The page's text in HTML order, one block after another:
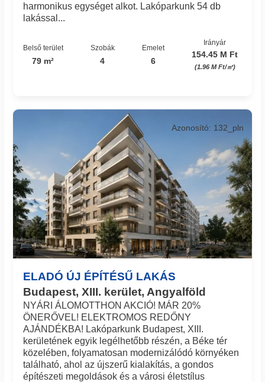
harmonikus egységet alkot. Lakóparkunk 54 db
lakással...
Belső terület
79 m²
Szobák
4
Emelet
6
Irányár
154.45 M Ft
(1.96 M Ft/㎡)
ELADÓ ÚJ ÉPÍTÉSŰ LAKÁS
Budapest, XIII. kerület, Angyalföld
Azonosító: 132_pln
NYÁRI ÁLOMOTTHON AKCIÓ! MÁR 20%
ÖNERŐVEL! ELEKTROMOS REDŐNY
AJÁNDÉKBA! Lakóparkunk Budapest, XIII.
kerületének egyik legélhetőbb részén, a Béke tér
közelében, folyamatosan modernizálódó környéken
található, ahol az újszerű kialakítás, a gondos
építészeti megoldások és a városi életstílus